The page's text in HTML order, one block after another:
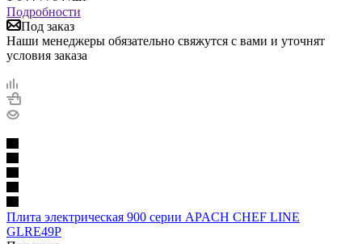
Подробности
Под заказ
Наши менеджеры обязательно свяжутся с вами и уточнят
условия заказа
Плита электрическая 900 серии APACH CHEF LINE
GLRE49P